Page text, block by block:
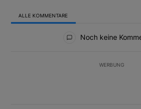
ALLE KOMMENTARE
Noch keine
WERBUNG